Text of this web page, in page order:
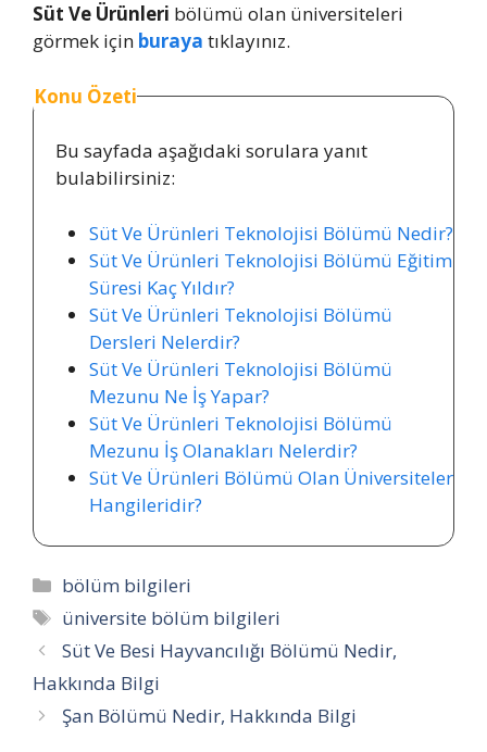
Süt Ve Ürünleri bölümü olan üniversiteleri
görmek için buraya tıklayınız.
Konu Özeti
Bu sayfada aşağıdaki sorulara yanıt
bulabilirsiniz:
Süt Ve Ürünleri Teknolojisi Bölümü Nedir?
Süt Ve Ürünleri Teknolojisi Bölümü Eğitim
Süresi Kaç Yıldır?
Süt Ve Ürünleri Teknolojisi Bölümü
Dersleri Nelerdir?
Süt Ve Ürünleri Teknolojisi Bölümü
Mezunu Ne İş Yapar?
Süt Ve Ürünleri Teknolojisi Bölümü
Mezunu İş Olanakları Nelerdir?
Süt Ve Ürünleri Bölümü Olan Üniversiteler
Hangileridir?
Kategoriler
bölüm bilgileri
Etiketler
üniversite bölüm bilgileri
Süt Ve Besi Hayvancılığı Bölümü Nedir,
Hakkında Bilgi
Şan Bölümü Nedir, Hakkında Bilgi